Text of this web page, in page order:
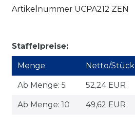
Artikelnummer UCPA212 ZEN
Staffelpreise:
Menge Netto/Stück
Ab Menge: 5 52,24 EUR
Ab Menge: 10 49,62 EUR